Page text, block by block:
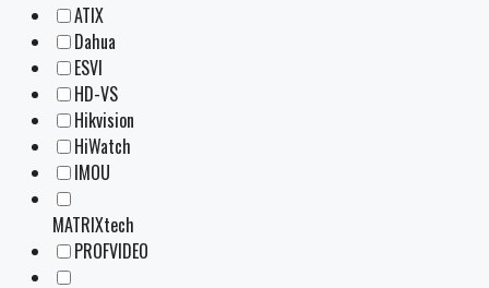
ATIX
Dahua
ESVI
HD-VS
Hikvision
HiWatch
IMOU
MATRIXtech
PROFVIDEO